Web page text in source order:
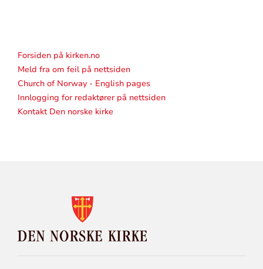
Forsiden på kirken.no
Meld fra om feil på nettsiden
Church of Norway - English pages
Innlogging for redaktører på nettsiden
Kontakt Den norske kirke
NORSKE
KIRKE